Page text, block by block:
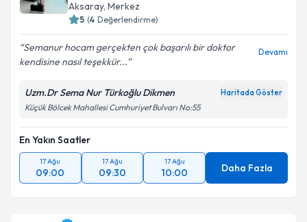
Aksaray, Merkez
5 (4 Değerlendirme)
Semanur hocam gerçekten çok başarılı bir doktor
kendisine nasıl teşekkür...
Devamı
Uzm.Dr Sema Nur Türkoğlu Dikmen Haritada Göster
Küçük Bölcek Mahallesi Cumhuriyet Bulvarı No:55
En Yakın Saatler
17 Ağu
09:00
17 Ağu
09:30
17 Ağu
10:00 Daha Fazla